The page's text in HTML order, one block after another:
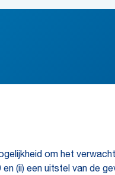
om het
(ii) een uitstel van de